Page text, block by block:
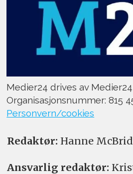
Medier24 drives av Medier24
Organisasjonsnummer: 815
Personvern/cookies
Redaktør: Hanne
Ansvarlig redaktør: